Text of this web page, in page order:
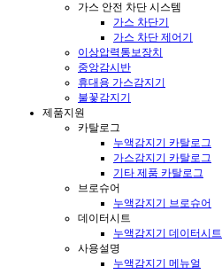
가스 안전 차단 시스템
가스 차단기
가스 차단 제어기
이상압력통보장치
중앙감시반
휴대용 가스감지기
불꽃감지기
제품지원
카탈로그
누액감지기 카탈로그
가스감지기 카탈로그
기타 제품 카탈로그
브로슈어
누액감지기 브로슈어
데이터시트
누액감지기 데이터시트
사용설명
누액감지기 메뉴얼